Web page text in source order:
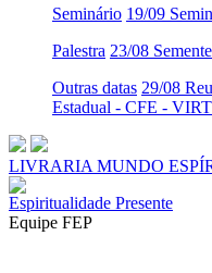
Seminário 19/09
Palestra 23/08
Outras datas 29/08
Estadual - CFE -
LIVRARIA MUNDO
Espiritualidade Presente
Equipe FEP